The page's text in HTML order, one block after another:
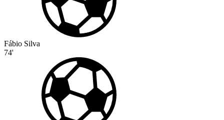
Fábio Silva
74'